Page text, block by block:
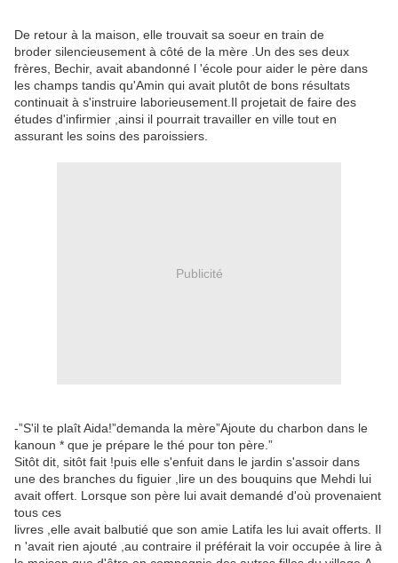
De retour à la maison, elle trouvait sa soeur en train de
broder silencieusement à côté de la mère .Un des ses deux
frères, Bechir, avait abandonné l 'école pour aider le père dans
les champs tandis qu'Amin qui avait plutôt de bons résultats
continuait à s'instruire laborieusement.Il projetait de faire des
études d'infirmier ,ainsi il pourrait travailler en ville tout en
assurant les soins des paroissiers.
Publicité
-”S'il te plaît Aida!”demanda la mère”Ajoute du charbon dans le
kanoun * que je prépare le thé pour ton père.”
Sitôt dit, sitôt fait !puis elle s'enfuit dans le jardin s'assoir dans
une des branches du figuier ,lire un des bouquins que Mehdi lui
avait offert. Lorsque son père lui avait demandé d'où provenaient
tous ces
livres ,elle avait balbutié que son amie Latifa les lui avait offerts. Il
n 'avait rien ajouté ,au contraire il préférait la voir occupée à lire à